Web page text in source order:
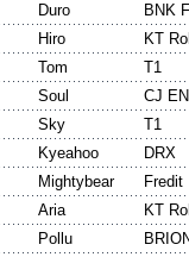
Duro
BNK
Hiro
KT
Tom
T1
Soul
CJ
Sky
T1
Kyeahoo
DRX
Mightybear
Fredit
Aria
KT
Pollu